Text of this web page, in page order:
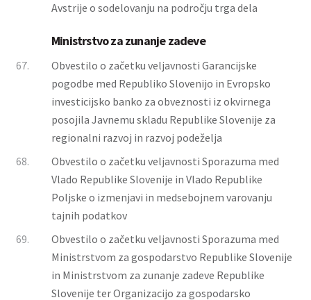
Avstrije o sodelovanju na področju trga dela
Ministrstvo za zunanje zadeve
67.
Obvestilo o začetku veljavnosti Garancijske
pogodbe med Republiko Slovenijo in Evropsko
investicijsko banko za obveznosti iz okvirnega
posojila Javnemu skladu Republike Slovenije za
regionalni razvoj in razvoj podeželja
68.
Obvestilo o začetku veljavnosti Sporazuma med
Vlado Republike Slovenije in Vlado Republike
Poljske o izmenjavi in medsebojnem varovanju
tajnih podatkov
69.
Obvestilo o začetku veljavnosti Sporazuma med
Ministrstvom za gospodarstvo Republike Slovenije
in Ministrstvom za zunanje zadeve Republike
Slovenije ter Organizacijo za gospodarsko